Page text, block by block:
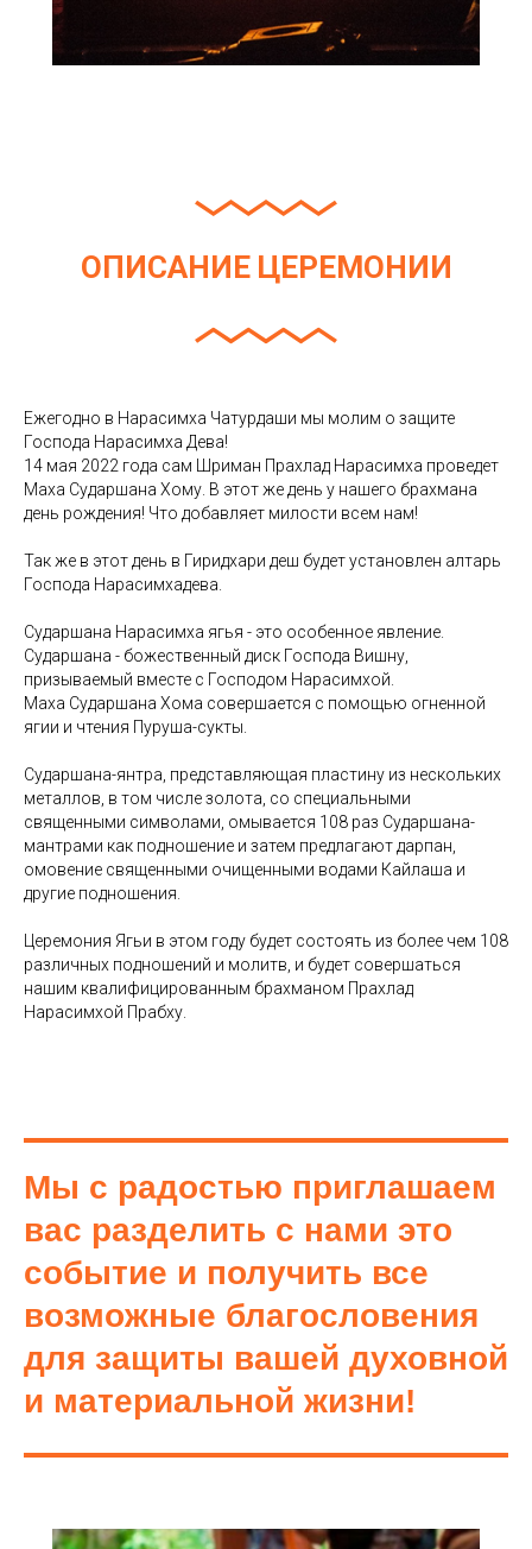
ОПИСАНИЕ ЦЕРЕМОНИИ
Ежегодно в Нарасимха Чатурдаши мы молим о защите
Господа Нарасимха Дева!
14 мая 2022 года сам Шриман Прахлад Нарасимха проведет
Маха Сударшана Хому. В этот же день у нашего брахмана
день рождения! Что добавляет милости всем нам!
Так же в этот день в Гиридхари деш будет установлен алтарь
Господа Нарасимхадева.
Сударшана Нарасимха ягья - это особенное явление.
Сударшана - божественный диск Господа Вишну,
призываемый вместе с Господом Нарасимхой.
Маха Сударшана Хома совершается с помощью огненной
ягии и чтения Пуруша-сукты.
Сударшана-янтра, представляющая пластину из нескольких
металлов, в том числе золота, со специальными
священными символами, омывается 108 раз Сударшана-
мантрами как подношение и затем предлагают дарпан,
омовение священными очищенными водами Кайлаша и
другие подношения.
Церемония Ягьи в этом году будет состоять из более чем 108
различных подношений и молитв, и будет совершаться
нашим квалифицированным брахманом Прахлад
Нарасимхой Прабху.
Мы с радостью приглашаем
вас разделить с нами это
событие и получить все
возможные благословения
для защиты вашей духовной
и материальной жизни!